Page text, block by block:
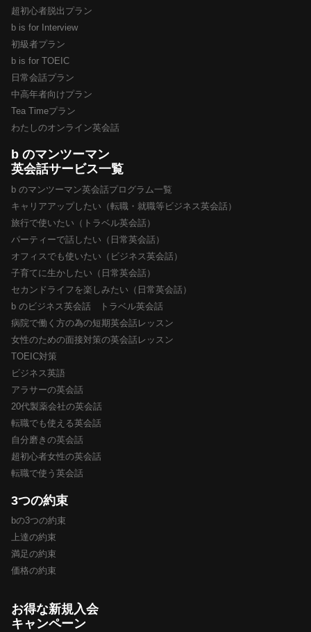
超初心者脱出プラン
b is for Interview
初級者プラン
b is for TOEIC
日常会話プラン
中高年者向けプラン
Tea Timeプラン
わたしのオンライン英会話
b のマンツーマン
英会話サービス一覧
b のマンツーマン英会話プログラム一覧
キャリアアップしたい（転職・就職等ビジネス英会話）
旅行で使いたい（トラベル英会話）
パーティーで話したい（日常英会話）
オフィスでも使いたい（ビジネス英会話）
子育てに生かしたい（日常英会話）
セカンドライフを楽しみたい（日常英会話）
b のビジネス英会話 トラベル英会話
病院で働く方の為の短期英会話レッスン
女性のための面接対策の英会話レッスン
TOEIC対策
ビジネス英語
アラサーの英会話
20代製薬会社の英会話
転職でも使える英会話
自分磨きの英会話
超初心者女性の英会話
転職で使う英会話
3つの約束
bの3つの約束
上達の約束
満足の約束
価格の約束
お得な新規入会
キャンペーン